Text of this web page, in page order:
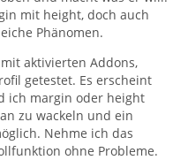
mit height, doch auch
Phänomen.
aktivierten Addons,
getestet. Es erscheint
ich margin oder height
zu wackeln und ein
Nehme ich das
ohne Probleme.